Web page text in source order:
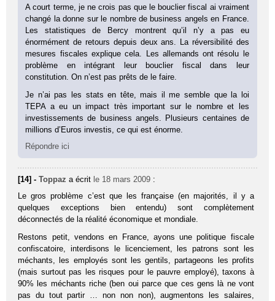
A court terme, je ne crois pas que le bouclier fiscal ai vraiment
changé la donne sur le nombre de business angels en France.
Les statistiques de Bercy montrent qu’il n’y a pas eu
énormément de retours depuis deux ans. La réversibilité des
mesures fiscales explique cela. Les allemands ont résolu le
problème en intégrant leur bouclier fiscal dans leur
constitution. On n’est pas prêts de le faire.
Je n’ai pas les stats en tête, mais il me semble que la loi
TEPA a eu un impact très important sur le nombre et les
investissements de business angels. Plusieurs centaines de
millions d’Euros investis, ce qui est énorme.
Répondre ici
[14] -Toppaz a écrit le 18 mars 2009 :
Le gros problème c’est que les française (en majorités, il y a
quelques exceptions bien entendu) sont complètement
déconnectés de la réalité économique et mondiale.
Restons petit, vendons en France, ayons une politique fiscale
confiscatoire, interdisons le licenciement, les patrons sont les
méchants, les employés sont les gentils, partageons les profits
(mais surtout pas les risques pour le pauvre employé), taxons à
90% les méchants riche (ben oui parce que ces gens là ne vont
pas du tout partir … non non non), augmentons les salaires,